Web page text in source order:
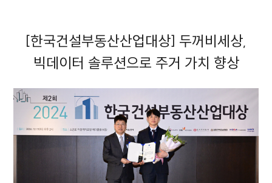
[한국건설부동산산업대상] 두꺼비세상,
빅데이터 솔루션으로 주거 가치 향상